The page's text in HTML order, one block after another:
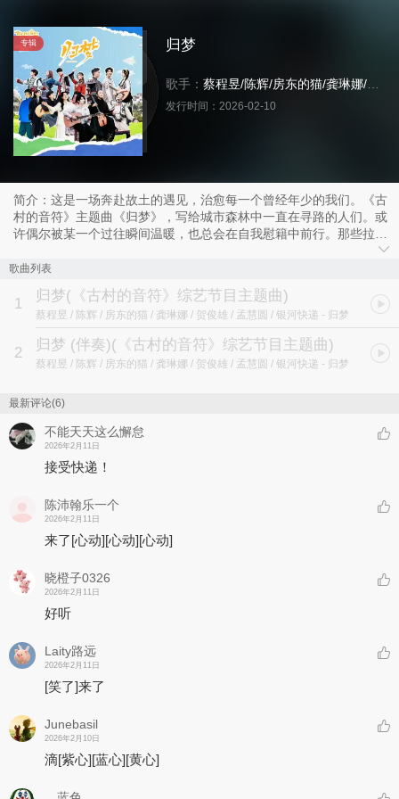
专辑 归梦
歌手： 蔡程昱/陈辉/房东的猫/龚琳娜/
发行时间： 2026-02-10
简介：这是一场奔赴故土的遇见，治愈每一个曾经年少的我们。《古
村的音符》主题曲《归梦》，写给城市森林中一直在寻路的人们。或
许偶尔被某一个过往瞬间温暖，也总会在自我慰籍中前行。那些拉扯
着敏感神经，关于乡愁的记忆，就在这歌里，启程了一段心灵归乡之
旅。愿每一个听歌的人，都能在这声声诉说中，入梦一段关于旧被窝
歌曲列表
1 归梦(《古村的音符》综艺节目主题曲)
蔡程昱 / 陈辉 / 房东的猫 / 龚琳娜 / 贺俊雄 / 孟慧圆 / 银河快递 - 归梦
2 归梦 (伴奏)(《古村的音符》综艺节目主题曲)
蔡程昱 / 陈辉 / 房东的猫 / 龚琳娜 / 贺俊雄 / 孟慧圆 / 银河快递 - 归梦
最新评论(6)
不能天天这么懈怠
2026年2月11日
接受快递！
陈沛翰乐一个
2026年2月11日
来了[心动][心动][心动]
晓橙子0326
2026年2月11日
好听
Laity路远
2026年2月11日
[笑了]来了
Junebasil
2026年2月10日
滴[紫心][蓝心][黄心]